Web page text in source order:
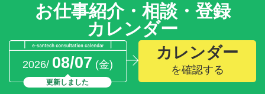
お仕事紹介・相談・登録
カレンダー
2026/ 08/07 (金)
更新しました
カレンダー
を確認する